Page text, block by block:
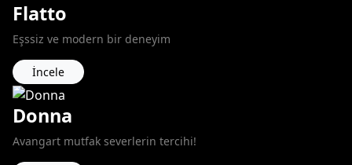
Flatto
Eşssiz ve modern bir deneyim
İncele
Donna
Avangart mutfak severlerin tercihi!